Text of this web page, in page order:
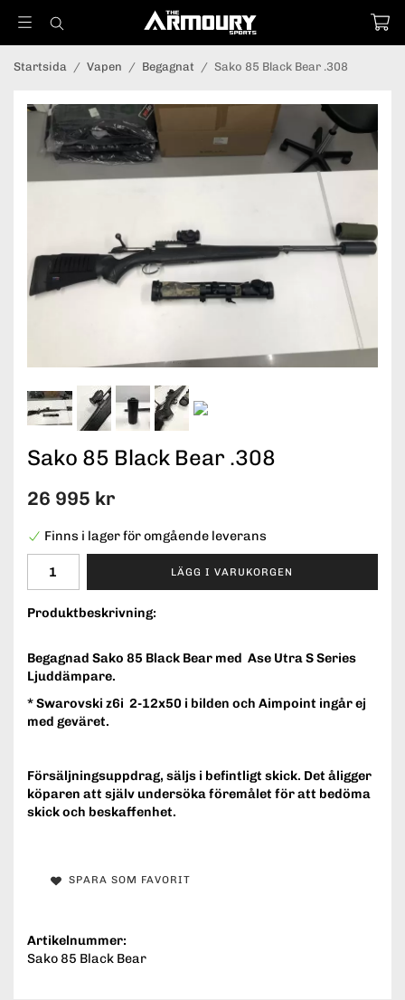
Startsida / Vapen / Begagnat / Sako 85 Black Bear .308
Sako 85 Black Bear .308
26 995 kr
Finns i lager för omgående leverans
LÄGG I VARUKORGEN
Produktbeskrivning:
Begagnad Sako 85 Black Bear med Ase Utra S Series
Ljuddämpare.
* Swarovski z6i 2-12x50 i bilden och Aimpoint ingår ej
med geväret.
Försäljningsuppdrag, säljs i befintligt skick. Det åligger
köparen att själv undersöka föremålet för att bedöma
skick och beskaffenhet.
SPARA SOM FAVORIT
Artikelnummer:
Sako 85 Black Bear